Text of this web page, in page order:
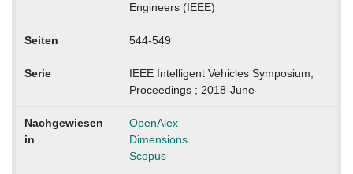
Engineers (IEEE)
Seiten 544-549
Serie
IEEE Intelligent Vehicles Symposium,
Proceedings ; 2018-June
Nachgewiesen
in
OpenAlex
Dimensions
Scopus